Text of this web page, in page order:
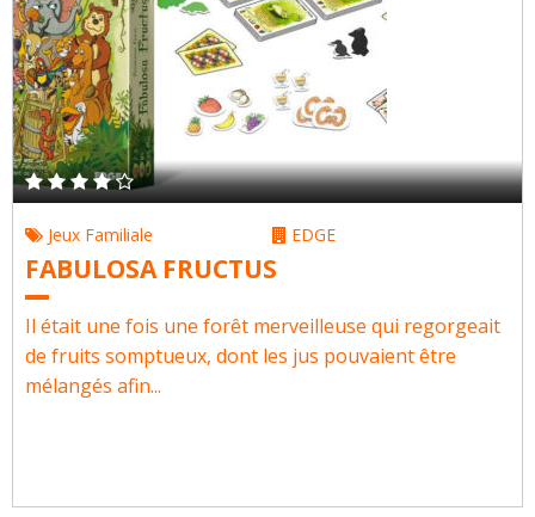
Jeux Familiale EDGE
FABULOSA FRUCTUS
Il était une fois une forêt merveilleuse qui regorgeait
de fruits somptueux, dont les jus pouvaient être
mélangés afin...